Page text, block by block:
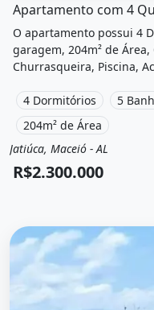
Apartamento com 4
O apartamento possui 4
garagem, 204m² de
Churrasqueira, Piscina,
Maceió, Al à venda por
R$1.701 /Mês.
4 Dormitórios 5
204m² de Área
Venda
Apartamento
Jatiúca, Maceió - AL
R$2.300.000